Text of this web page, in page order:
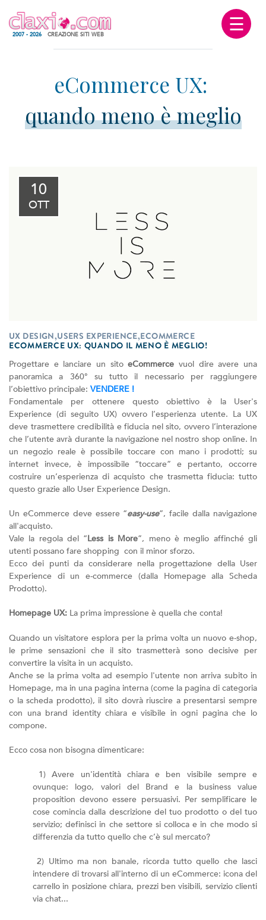
2007 - 2026 CREAZIONE SITI WEB ☰
quando meno è meglio
10
OTT
UX DESIGN,USERS EXPERIENCE,ECOMMERCE
ECOMMERCE UX: QUANDO IL MENO È MEGLIO!
Progettare e lanciare un sitoeCommerce vuol dire avere una
panoramica a 360° su tutto il necessario per raggiungere
l’obiettivo principale: VENDERE !
Fondamentale per ottenere questo obiettivo è la User's
Experience (di seguito UX) ovvero l’esperienza utente. La UX
deve trasmettere credibilità e fiducia nel sito, ovvero l’interazione
che l’utente avrà durante la navigazione nel nostro shop online. In
un negozio reale è possibile toccare con mano i prodotti; su
internet invece, è impossibile “toccare” e pertanto, occorre
costruire un’esperienza di acquisto che trasmetta fiducia: tutto
questo grazie allo User Experience Design.
Un eCommerce deve essere “easy-use”, facile dalla navigazione
all'acquisto.
Vale la regola del “Less is More”, meno è meglio affinché gli
utenti possano fare shopping con il minor sforzo.
Ecco dei punti da considerare nella progettazione della User
Experience di un e-commerce (dalla Homepage alla Scheda
Prodotto).
Homepage UX: La prima impressione è quella che conta!
Quando un visitatore esplora per la prima volta un nuovo e-shop,
le prime sensazioni che il sito trasmetterà sono decisive per
convertire la visita in un acquisto.
Anche se la prima volta ad esempio l'utente non arriva subito in
Homepage, ma in una pagina interna (come la pagina di categoria
o la scheda prodotto), il sito dovrà riuscire a presentarsi sempre
con una brand identity chiara e visibile in ogni pagina che lo
compone.
Ecco cosa non bisogna dimenticare:
1) Avere un'identità chiara e ben visibile sempre e
ovunque: logo, valori del Brand e la business value
proposition devono essere persuasivi. Per semplificare le
cose comincia dalla descrizione del tuo prodotto o del tuo
servizio; definisci in che settore si colloca e in che modo si
differenzia da tutto quello che c’è sul mercato?
2) Ultimo ma non banale, ricorda tutto quello che lasci
intendere di trovarsi all'interno di un eCommerce: icona del
carrello in posizione chiara, prezzi ben visibili, servizio clienti
via chat...